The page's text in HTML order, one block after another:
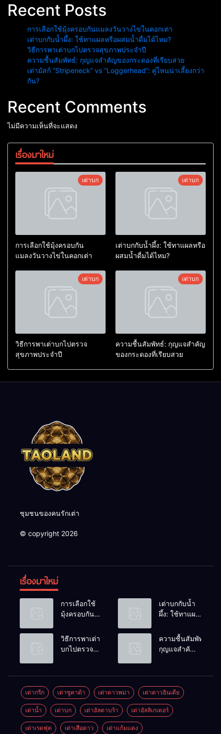
Recent Posts
การเลือกใช้มุ้งครอบกันแมลงวันวางไข่ในคอกเต่า
เต่าบกกับน้ำผึ้ง: ใช้ทาแผลหรือผสมน้ำดื่มได้ไหม?
วิธีการพาเต่าบกไปตรวจสุขภาพประจำปี
ความชื้นสัมพัทธ์: กุญแจสำคัญของกระดองที่เรียบสวย
เต่ามัสก์ “Stripeneck” vs “Loggerhead”: คู่ไหนน่าเลี้ยงกว่า
กัน?
Recent Comments
ไม่มีความเห็นที่จะแสดง
เรื่องมาใหม่
เต่าบก
การเลือกใช้มุ้งครอบกัน
แมลงวันวางไข่ในคอกเต่า
เต่าบก
เต่าบกกับน้ำผึ้ง: ใช้ทาแผลหรือ
ผสมน้ำดื่มได้ไหม?
เต่าบก
วิธีการพาเต่าบกไปตรวจ
สุขภาพประจำปี
เต่าบก
ความชื้นสัมพัทธ์: กุญแจสำคัญ
ของกระดองที่เรียบสวย
ชุมชนของคนรักเต่า
© copyright 2026
เรื่องมาใหม่
การเลือกใช้
มุ้งครอบกัน
วางไข่ในคอก
เต่า
เต่าบกกับน้ำ
ผึ้ง: ใช้ทาแผล
ดื่มได้ไหม?
วิธีการพาเต่า
บกไปตรวจ
ความชื้นสัมพัทธ์:
กุญแจสำคัญ
เต่ากรีก เต่าซูคาต้า เต่าดาวพม่า เต่าดาวอินเดีย
เต่าน้ำ เต่าบก เต่าอัลดาบร้า เต่าอัลลิเกเตอร์
เต่าเรดฟุต เต่าเสือดาว เต่าแก้มแดง